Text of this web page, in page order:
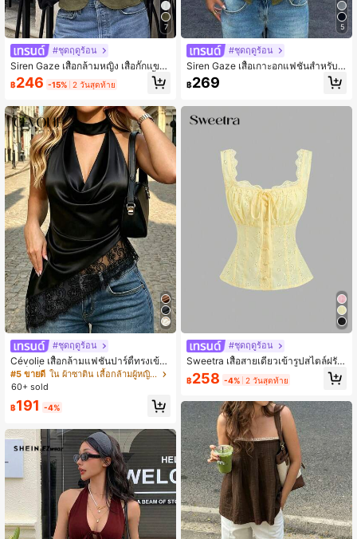
7
#ชุดฤดูร้อน
Siren Gaze เสื้อกล้ามหญิง เสื้อกั๊กแขน
กุดร่างเรียวบางติดกระดุมคอห่วง, เสื้อก
ล้ามแยกหน้า
฿246 -15% 2 วันสุดท้าย
#ชุดฤดูร้อน
Cévolie เสื้อกล้ามแฟชั่นปาร์ตี้ทรงเข้ารู
ป เซ็กซี่ คอเดรป คอคาวล์ จับย่น แต่งลู
กไม้ ดีไซน์ต่อผ้า เปิดหลัง แขนกุด
#5 ขายดี
ใน ผ้าซาติน เสื้อกล้ามผู้หญิง & Camis
60+ sold
฿191 -4%
5
#ชุดฤดูร้อน
Siren Gaze เสื้อเกาะอกแฟชั่นสำหรับผู้
หญิง ดีไซน์กระดุมพลีท สไตล์ใหม่สำหรั
บใส่ทำงาน
฿269
#ชุดฤดูร้อน
Sweetra เสื้อสายเดี่ยวเข้ารูปสไตล์ฝรั่งเ
ศสแบบหรูหราโรแมนติก สีเหลือง แต่งลู
กไม้แบบปะติด ช่วยให้ดูเพรียว สง่างาม
฿258 -4% 2 วันสุดท้าย